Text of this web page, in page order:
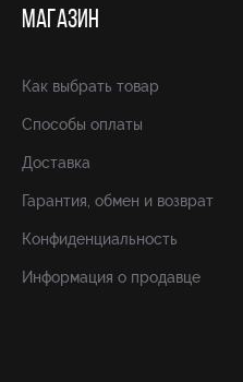
МАГАЗИН
Как выбрать товар
Способы оплаты
Доставка
Гарантия, обмен и возврат
Конфиденциальность
Информация о продавце